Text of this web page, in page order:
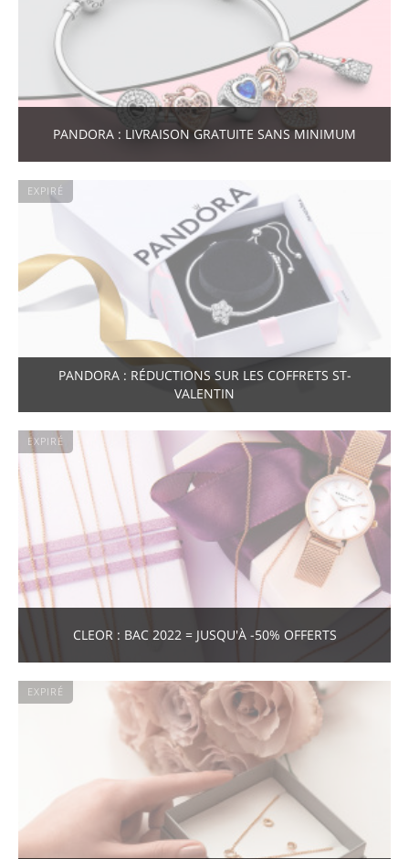
PANDORA : LIVRAISON GRATUITE SANS MINIMUM
EXPIRÉ
PANDORA : RÉDUCTIONS SUR LES COFFRETS ST-
VALENTIN
EXPIRÉ
CLEOR : BAC 2022 = JUSQU'À -50% OFFERTS
EXPIRÉ